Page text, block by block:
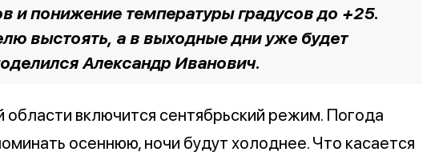
и понижение температуры градусов до +25.
выстоять, а в выходные дни уже будет
Александр Иванович.
включится сентябрьский режим. Погода
осеннюю, ночи будут холоднее. Что касается